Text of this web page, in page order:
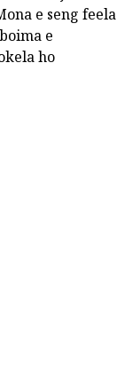
e seng feela
e
ho